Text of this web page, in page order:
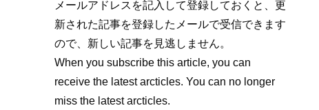
メールアドレスを記入して登録しておくと、更
新された記事を登録したメールで受信できます
ので、新しい記事を見逃しません。
When you subscribe this article, you can
receive the latest arcticles. You can no longer
miss the latest arcticles.